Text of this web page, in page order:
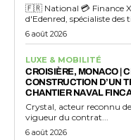
🇫🇷 National 💳 Finance
d'Edenred, spécialiste des
6 août 2026
LUXE & MOBILITÉ
CROISIÈRE, MONACO |
CONSTRUCTION D’UN
CHANTIER NAVAL
Crystal, acteur reconnu
vigueur du contrat...
6 août 2026